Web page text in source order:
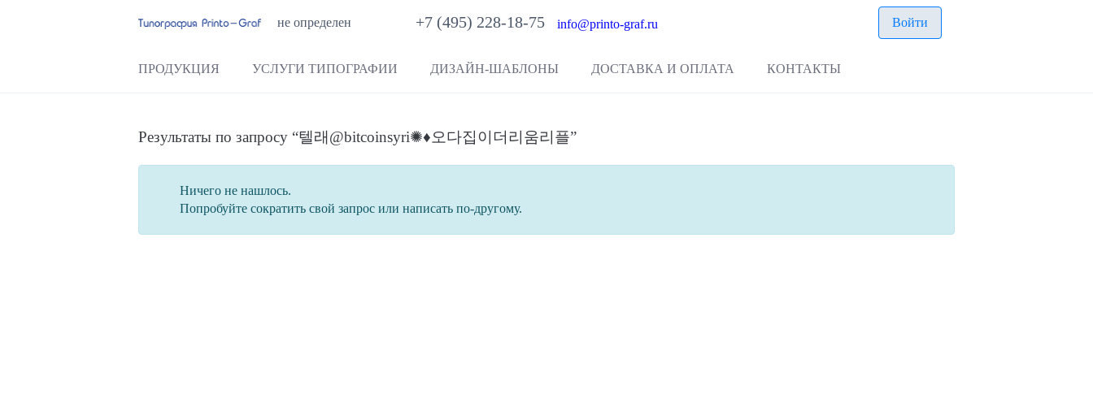
не определен +7 (495) 228-18-75info@printo-graf.ru Войти
ПРОДУКЦИЯ УСЛУГИ ТИПОГРАФИИ ДИЗАЙН-ШАБЛОНЫ ДОСТАВКА И ОПЛАТА КОНТАКТЫ
Результаты по запросу “텔래@bitcoinsyri✺♦오다집이더리움리플”
Ничего не нашлось.
Попробуйте сократить свой запрос или написать по-другому.